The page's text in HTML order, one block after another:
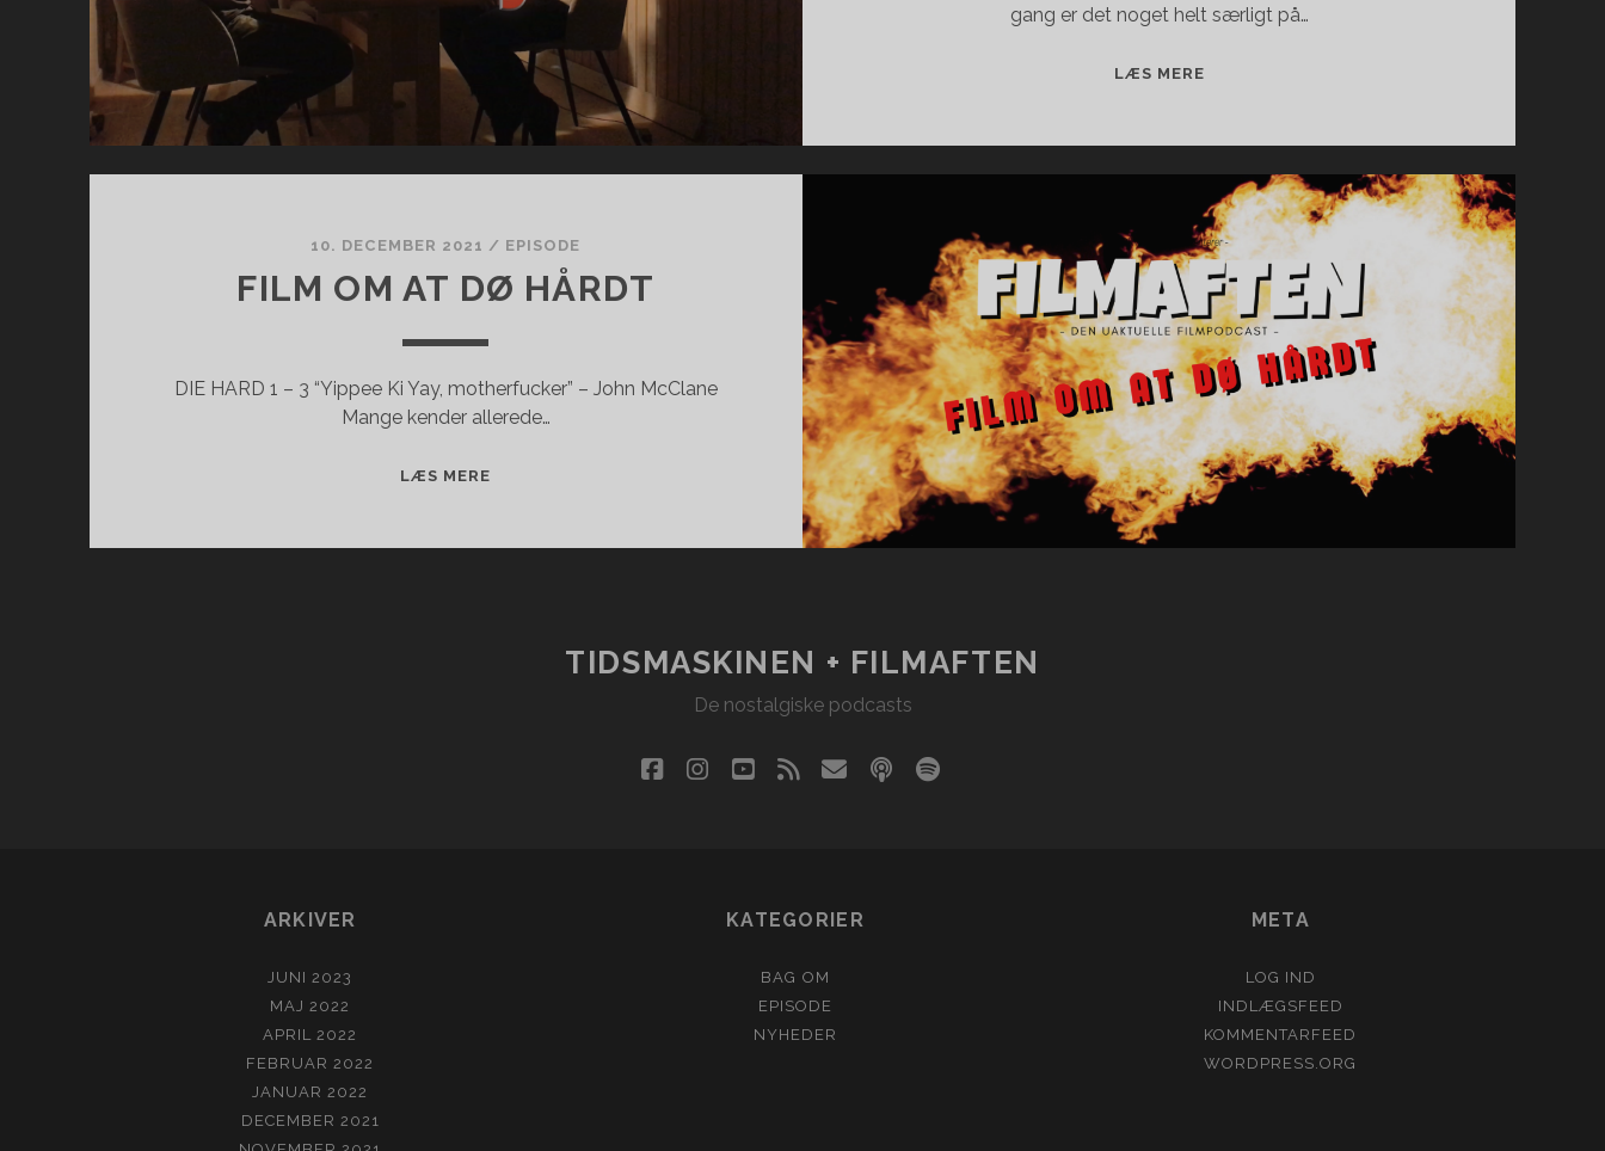
gang er det noget helt særligt på…
LÆS MERESE
FILMAFTEN
10. DECEMBER 2021 / EPISODE
FILM OM AT DØ HÅRDT
DIE HARD 1 – 3 “Yippee Ki Yay, motherfucker” – John McClane
Mange kender allerede…
LÆS MERE
TIDSMASKINEN + FILMAFTEN
De nostalgiske podcasts
facebookinstagram
youtube
rss emailpodcastspotify
ARKIVER
JUNI 2023
MAJ 2022
APRIL 2022
FEBRUAR 2022
JANUAR 2022
DECEMBER 2021
KATEGORIER
BAG OM
EPISODE
NYHEDER
META
LOG IND
INDLÆGSFEED
KOMMENTARFEED
WORDPRESS.ORG